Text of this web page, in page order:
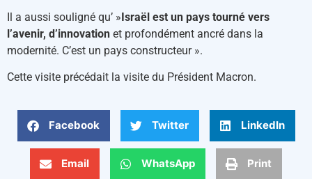
Il a aussi souligné qu’ »Israël est un pays tourné vers
l’avenir, d’innovation et profondément ancré dans la
modernité. C’est un pays constructeur ».
Cette visite précédait la visite du Président Macron.
Facebook Twitter LinkedIn
Email WhatsApp Print